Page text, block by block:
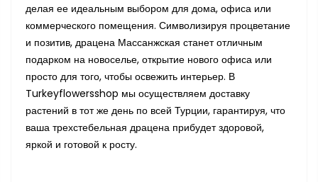
делая ее идеальным выбором для дома, офиса или
коммерческого помещения. Символизируя процветание
и позитив, драцена Массанжская станет отличным
подарком на новоселье, открытие нового офиса или
просто для того, чтобы освежить интерьер. В
Turkeyflowersshop мы осуществляем доставку
растений в тот же день по всей Турции, гарантируя, что
ваша трехстебельная драцена прибудет здоровой,
яркой и готовой к росту.